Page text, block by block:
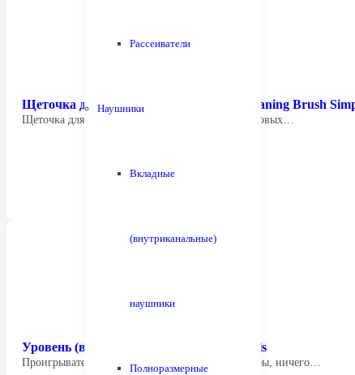
Рассеиватели
Наушники
Вкладные
(внутриканальные)
наушники
Полноразмерные
Щеточка для иглы Tonar 3008 Stylus Сleaning Brush
Щеточка для чистки иглы проигрывателя виниловых…
Уровень (ватерпас) 3131 Tonar Cross Balls
Проигрыватель установлен неровно? Казалось бы, ничего…